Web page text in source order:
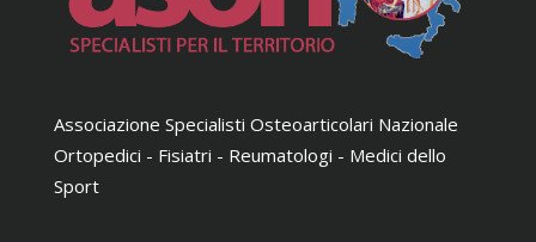
Associazione Specialisti Osteoarticolari Nazionale
Ortopedici - Fisiatri - Reumatologi - Medici dello
Sport